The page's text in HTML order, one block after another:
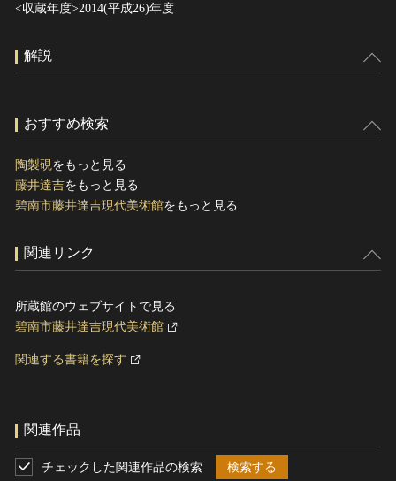
<収蔵年度>2014(平成26)年度
解説
おすすめ検索
陶製硯をもっと見る
藤井達吉をもっと見る
碧南市藤井達吉現代美術館をもっと見る
関連リンク
所蔵館のウェブサイトで見る
碧南市藤井達吉現代美術館
関連する書籍を探す
関連作品
チェックした関連作品の検索 検索する